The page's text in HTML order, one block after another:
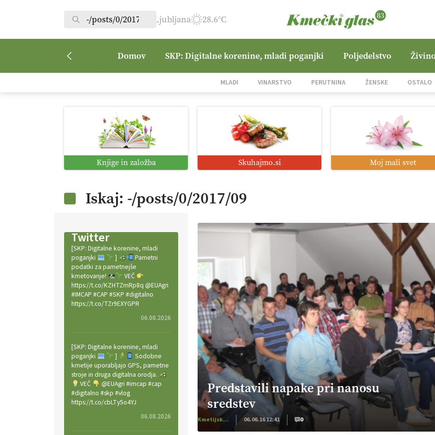
Ljubljana 28.6°C
Domov SKP: Digitalne korenine, mladi poganjki Poljedelstvo
MLADI VINARSTVO PERUTNINA ŽENSKE OSTALO
Knjige in založba Skuhajmo.si Moj mali svet
Iskaj: -/posts/0/2017/09
Twitter
[SKP: Digitalne korenine, mladi
poganjki
]
Pametni
podatki za pametnejše
kmetovanje!
VEČ
https://t.co/KZHTZmRp8q @EUAgri
#IMCAP #CAP #SKP #digitalno
https://t.co/TZr9EXYGPR
06.08.2026
[SKP: Digitalne korenine, mladi
poganjki
]
Sodobne
kmetije uporabljajo GPS, pametne
stroje in druga digitalna orodja.
VEČ
@EUAgri #imcap #cap
#digitalno #skp #vlog
https://t.co/cbLTy5o4YJ
06.08.2026
Predstavili napake pri nanosu
sredstev
Kmetijska mehanizacija 06.06.16 12:41 0